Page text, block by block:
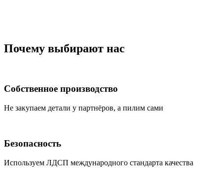
Почему выбирают нас
Собственное производство
Не закупаем детали у партнёров, а пилим сами
Безопасность
Используем ЛДСП международного стандарта качества